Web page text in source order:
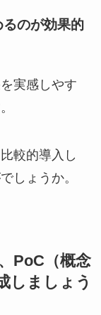
のが効果的
実感しやす
較的導入し
しょうか。
PoC（概念
しましょう